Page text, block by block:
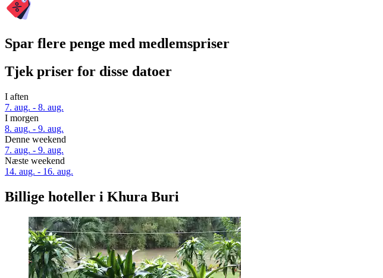
Spar flere penge med medlemspriser
Tjek priser for disse datoer
I aften
7. aug. - 8. aug.
I morgen
8. aug. - 9. aug.
Denne weekend
7. aug. - 9. aug.
Næste weekend
14. aug. - 16. aug.
Billige hoteller i Khura Buri